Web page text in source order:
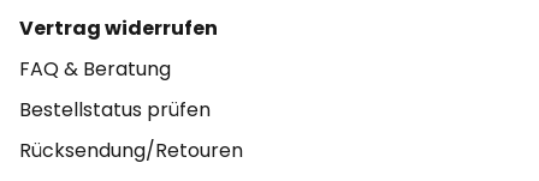
Vertrag widerrufen
FAQ & Beratung
Bestellstatus prüfen
Rücksendung/Retouren